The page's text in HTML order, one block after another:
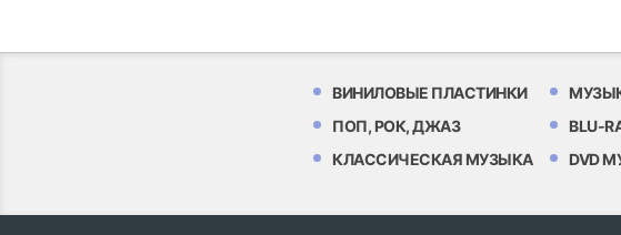
ВИНИЛОВЫЕ ПЛАСТИНКИ
ПОП, РОК, ДЖАЗ
КЛАССИЧЕСКАЯ МУЗЫКА
BLU-
DVD